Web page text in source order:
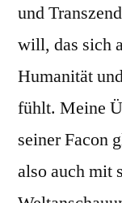
und
will, das sich
Humanität
fühlt. Meine
seiner Facon
also auch mit